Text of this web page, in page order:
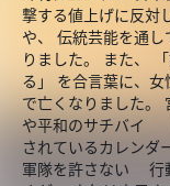
撃する値上げに反対
や、 伝統芸能を通
りました。 また、
る」 を合言葉に、
で亡くなりました。
や平和のサチバイ
されているカレンダ
軍隊を許さない 行